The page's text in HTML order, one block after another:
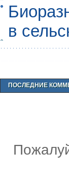
в
ПОСЛЕДНИЕ